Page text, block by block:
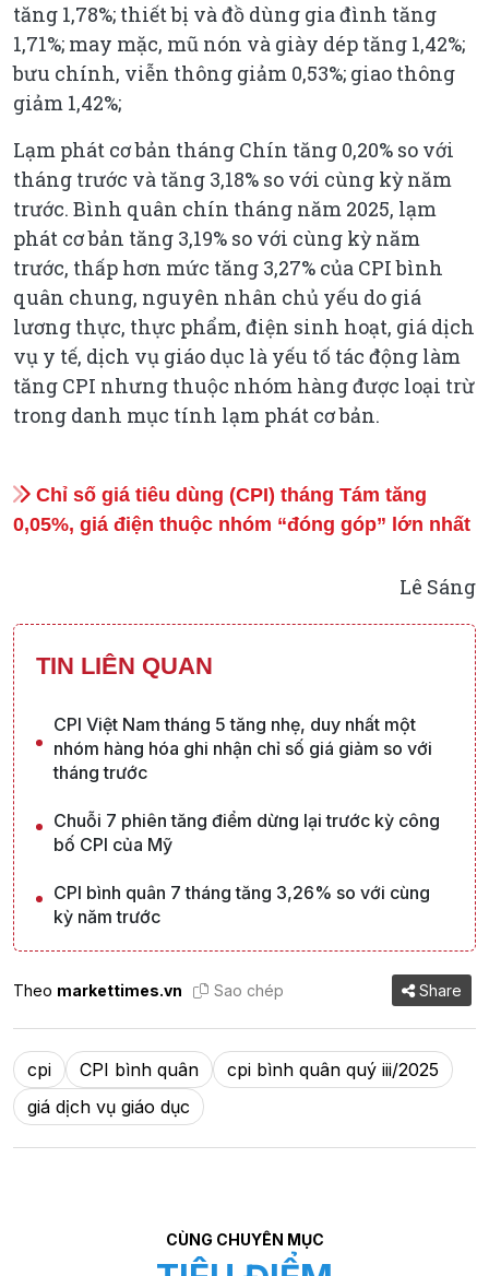
tăng 1,78%; thiết bị và đồ dùng gia đình tăng
1,71%; may mặc, mũ nón và giày dép tăng 1,42%;
bưu chính, viễn thông giảm 0,53%; giao thông
giảm 1,42%;
Lạm phát cơ bản tháng Chín tăng 0,20% so với
tháng trước và tăng 3,18% so với cùng kỳ năm
trước. Bình quân chín tháng năm 2025, lạm
phát cơ bản tăng 3,19% so với cùng kỳ năm
trước, thấp hơn mức tăng 3,27% của CPI bình
quân chung, nguyên nhân chủ yếu do giá
lương thực, thực phẩm, điện sinh hoạt, giá dịch
vụ y tế, dịch vụ giáo dục là yếu tố tác động làm
tăng CPI nhưng thuộc nhóm hàng được loại trừ
trong danh mục tính lạm phát cơ bản.
Chỉ số giá tiêu dùng (CPI) tháng Tám tăng
0,05%, giá điện thuộc nhóm “đóng góp” lớn nhất
Lê Sáng
TIN LIÊN QUAN
CPI Việt Nam tháng 5 tăng nhẹ, duy nhất một
nhóm hàng hóa ghi nhận chỉ số giá giảm so với
tháng trước
Chuỗi 7 phiên tăng điểm dừng lại trước kỳ công
bố CPI của Mỹ
CPI bình quân 7 tháng tăng 3,26% so với cùng
kỳ năm trước
Theo markettimes.vn Sao chép Share
cpi CPI bình quân
cpi bình quân quý iii/2025
giá dịch vụ giáo dục
CÙNG CHUYÊN MỤC